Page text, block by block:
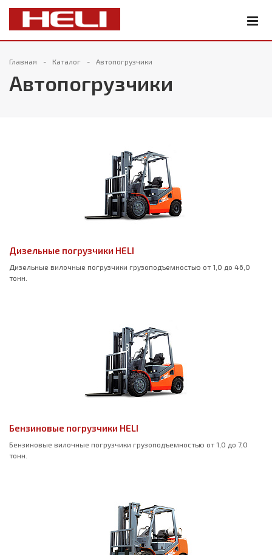
Главная Каталог Автопогрузчики
Автопогрузчики
Дизельные погрузчики HELI
Дизельные вилочные погрузчики грузоподъемностью от 1,0 до 46,0
тонн.
Бензиновые погрузчики HELI
Бензиновые вилочные погрузчики грузоподъемностью от 1,0 до 7,0
тонн.